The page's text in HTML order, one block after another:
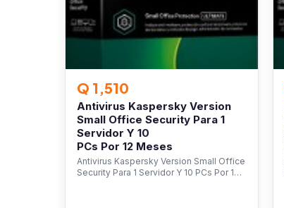
Q 1,510
Antivirus Kaspersky Version
Small Office Security Para 1
Servidor Y 10
PCs Por 12 Meses
Antivirus Kaspersky Version Small Office
Security Para 1 Servidor Y 10 PCs Por 1…